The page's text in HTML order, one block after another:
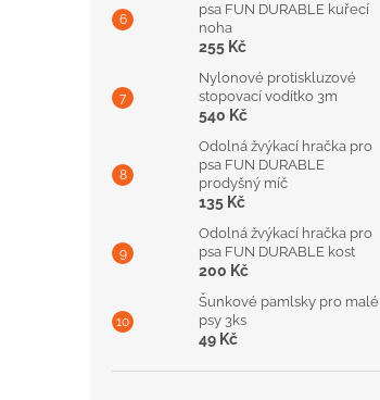
psa FUN DURABLE kuřecí
noha
255 Kč
Nylonové protiskluzové
stopovací vodítko 3m
540 Kč
Odolná žvýkací hračka pro
psa FUN DURABLE
prodyšný míč
135 Kč
Odolná žvýkací hračka pro
psa FUN DURABLE kost
200 Kč
Šunkové pamlsky pro malé
psy 3ks
49 Kč